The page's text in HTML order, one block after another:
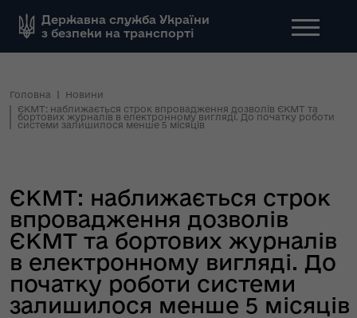
Державна служба України
з безпеки на транспорті
Головна
Новини
ЄКМТ: наближається строк впровадження дозволів ЄКМТ та
бортових журналів в електронному вигляді. До початку роботи
системи залишилося менше 5 місяців
ЄКМТ: наближається строк
впровадження дозволів
ЄКМТ та бортових журналів
в електронному вигляді. До
початку роботи системи
залишилося менше 5 місяців